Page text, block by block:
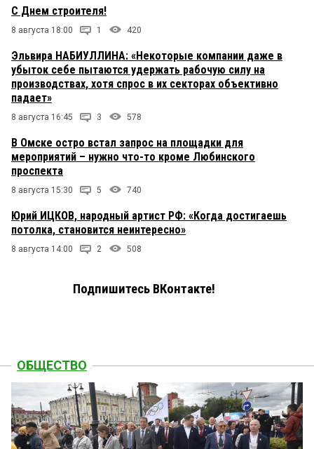
С Днем строителя!
8 августа 18:00 1 420
Эльвира НАБИУЛЛИНА: «Некоторые компании даже в
убыток себе пытаются удержать рабочую силу на
производствах, хотя спрос в их секторах объективно
падает»
8 августа 16:45 3 578
В Омске остро встал запрос на площадки для
мероприятий – нужно что-то кроме Любинского
проспекта
8 августа 15:30 5 740
Юрий ИЦКОВ, народный артист РФ: «Когда достигаешь
потолка, становится неинтересно»
8 августа 14:00 2 508
Подпишитесь ВКонтакте!
ОБЩЕСТВО